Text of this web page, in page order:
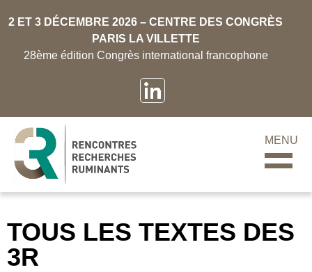
2 ET 3 DÉCEMBRE 2026 – CENTRE DES CONGRÈS
PARIS LA VILLETTE
28ème édition Congrès international francophone
MENU
TOUS LES TEXTES DES
3R